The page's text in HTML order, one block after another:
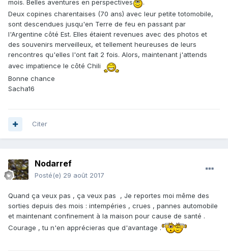
mois. Belles aventures en perspectives
.
Deux copines charentaises (70 ans) avec leur petite totomobile,
sont descendues jusqu'en Terre de feu en passant par
l'Argentine côté Est. Elles étaient revenues avec des photos et
des souvenirs merveilleux, et tellement heureuses de leurs
rencontres qu'elles l'ont fait 2 fois. Alors, maintenant j'attends
avec impatience le côté Chili
Bonne chance
Sacha16
Citer
Nodarref
Posté(e) 29 août 2017
Quand ça veux pas , ça veux pas , Je reportes moi même des
sorties depuis des mois : intempéries , crues , pannes automobile
et maintenant confinement à la maison pour cause de santé .
Courage , tu n'en apprécieras que d'avantage .